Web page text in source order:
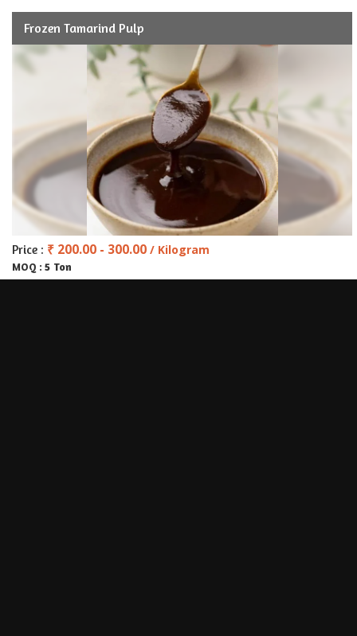
Frozen Tamarind Pulp
Price : ₹ 200.00 - 300.00 / Kilogram
MOQ : 5 Ton